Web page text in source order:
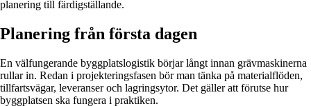
planering till färdigställande.
Planering från första dagen
En välfungerande byggplatslogistik börjar långt innan grävmaskinerna
rullar in. Redan i projekteringsfasen bör man tänka på materialflöden,
tillfartsvägar, leveranser och lagringsytor. Det gäller att förutse hur
byggplatsen ska fungera i praktiken.